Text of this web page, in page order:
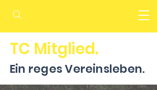
Ein reges Vereinsleben.
TC Mitglied.